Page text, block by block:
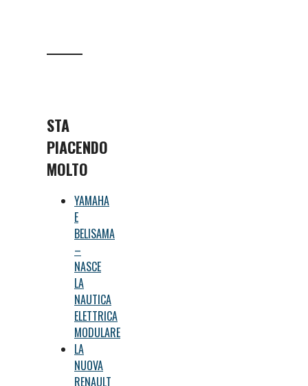
STA
PIACENDO
MOLTO
YAMAHA
E
BELISAMA
–
NASCE
LA
NAUTICA
ELETTRICA
MODULARE
LA
NUOVA
RENAULT